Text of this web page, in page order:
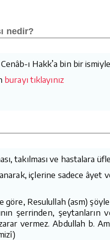
nedir?
ı Hakk’a bin bir
burayı tıklayınız
takılması ve hastalara
içlerine sadece âyet
göre, Resulullah (asm)
şerrinden,
vermez. Abdullah b.